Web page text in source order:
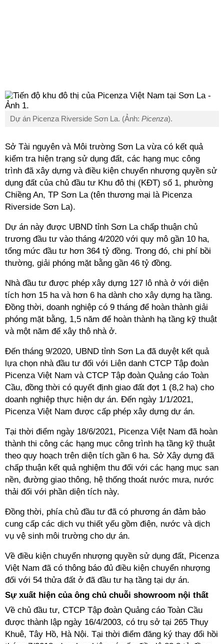
Dự án Picenza Riverside Sơn La. (Ảnh: Picenza).
Sở Tài nguyên và Môi trường Sơn La vừa có kết quả
kiểm tra hiện trạng sử dụng đất, các hạng mục công
trình đã xây dựng và điều kiện chuyển nhượng quyền sử
dụng đất của chủ đầu tư Khu đô thị (KĐT) số 1, phường
Chiềng An, TP Sơn La (tên thương mại là Picenza
Riverside Sơn La).
Dự án này được UBND tỉnh Sơn La chấp thuận chủ
trương đầu tư vào tháng 4/2020 với quy mô gần 10 ha,
tổng mức đầu tư hơn 364 tỷ đồng. Trong đó, chi phí bồi
thường, giải phóng mặt bằng gần 46 tỷ đồng.
Nhà đầu tư được phép xây dựng 127 lô nhà ở với diện
tích hơn 15 ha và hơn 6 ha dành cho xây dựng hạ tầng.
Đồng thời, doanh nghiệp có 9 tháng để hoàn thành giải
phóng mặt bằng, 1,5 năm để hoàn thành hạ tầng kỹ thuật
và một năm để xây thô nhà ở.
Đến tháng 9/2020, UBND tỉnh Sơn La đã duyệt kết quả
lựa chọn nhà đầu tư đối với Liên danh CTCP Tập đoàn
Picenza Việt Nam và CTCP Tập đoàn Quảng cáo Toàn
Cầu, đồng thời có quyết định giao đất đợt 1 (8,2 ha) cho
doanh nghiệp thực hiện dự án. Đến ngày 1/1/2021,
Picenza Việt Nam được cấp phép xây dựng dự án.
Tại thời điểm ngày 18/6/2021, Picenza Việt Nam đã hoàn
thành thi công các hạng mục công trình hạ tầng kỹ thuật
theo quy hoạch trên diện tích gần 6 ha. Sở Xây dựng đã
chấp thuận kết quả nghiệm thu đối với các hạng mục san
nền, đường giao thông, hệ thống thoát nước mưa, nước
thải đối với phần diện tích này.
Đồng thời, phía chủ đầu tư đã có phương án đảm bảo
cung cấp các dịch vụ thiết yếu gồm điện, nước và dịch
vụ vệ sinh môi trường cho dự án.
Về điều kiện chuyển nhượng quyền sử dụng đất, Picenza
Việt Nam đã có thông báo đủ điều kiện chuyển nhượng
đối với 54 thửa đất ở đã đầu tư hạ tầng tại dự án.
Sự xuất hiện của ông chủ chuỗi showroom nội thất
Về chủ đầu tư, CTCP Tập đoàn Quảng cáo Toàn Cầu
được thành lập ngày 16/4/2003, có trụ sở tại 265 Thụy
Khuê, Tây Hồ, Hà Nội. Tại thời điểm đăng ký thay đổi hồi